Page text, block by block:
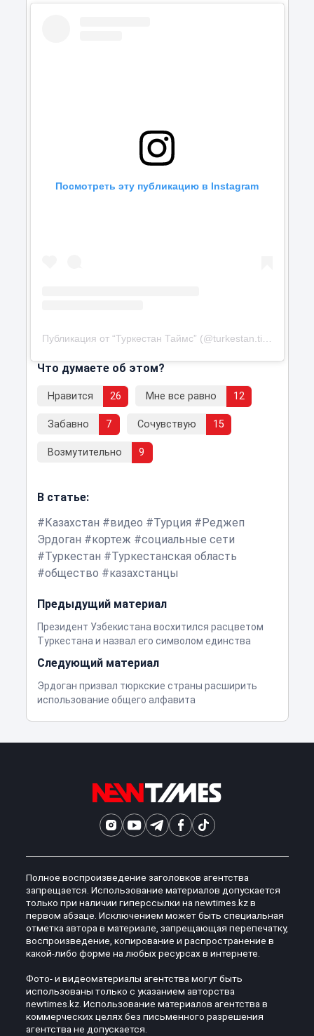
Посмотреть эту публикацию в Instagram
Что думаете об этом?
Нравится 26 Мне все равно 12
Забавно 7 Сочувствую 15
Возмутительно 9
В статье:
Казахстан
видео Турция
Реджеп
Эрдоган
кортеж
социальные сети
Туркестан
Туркестанская область
общество
казахстанцы
Предыдущий материал
Президент Узбекистана восхитился расцветом
Туркестана и назвал его символом единства
Следующий материал
Эрдоган призвал тюркские страны расширить
использование общего алфавита
Полное воспроизведение заголовков агентства
запрещается. Использование материалов допускается
только при наличии гиперссылки на newtimes.kz в
первом абзаце. Исключением может быть специальная
отметка автора в материале, запрещающая перепечатку,
воспроизведение, копирование и распространение в
какой-либо форме на любых ресурсах в интернете.
Фото- и видеоматериалы агентства могут быть
использованы только с указанием авторства
newtimes.kz. Использование материалов агентства в
коммерческих целях без письменного разрешения
агентства не допускается.